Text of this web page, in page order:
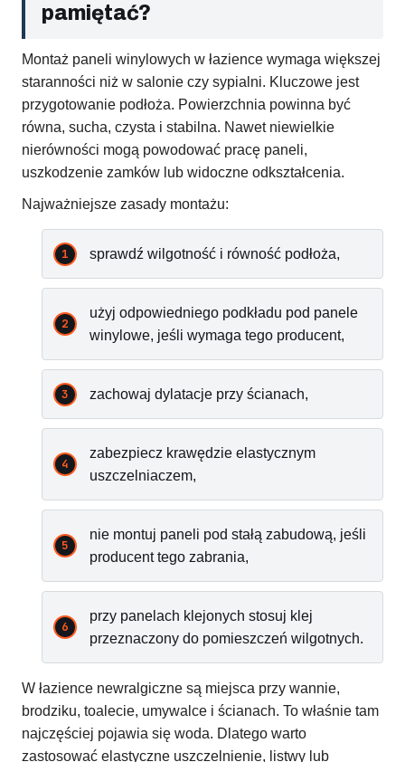
pamiętać?
Montaż paneli winylowych w łazience wymaga większej
staranności niż w salonie czy sypialni. Kluczowe jest
przygotowanie podłoża. Powierzchnia powinna być
równa, sucha, czysta i stabilna. Nawet niewielkie
nierówności mogą powodować pracę paneli,
uszkodzenie zamków lub widoczne odkształcenia.
Najważniejsze zasady montażu:
sprawdź wilgotność i równość podłoża,
użyj odpowiedniego podkładu pod panele
winylowe, jeśli wymaga tego producent,
zachowaj dylatacje przy ścianach,
zabezpiecz krawędzie elastycznym
uszczelniaczem,
nie montuj paneli pod stałą zabudową, jeśli
producent tego zabrania,
przy panelach klejonych stosuj klej
przeznaczony do pomieszczeń wilgotnych.
W łazience newralgiczne są miejsca przy wannie,
brodziku, toalecie, umywalce i ścianach. To właśnie tam
najczęściej pojawia się woda. Dlatego warto
zastosować elastyczne uszczelnienie, listwy lub